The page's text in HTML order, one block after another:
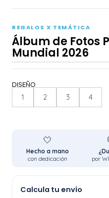
REGALOS X TEMÁTICA
Álbum de Fotos
Mundial 2026
DISEÑO
1 2 3 4
🤍
Hecho a mano
con dedicación
por
Calcula tu envío